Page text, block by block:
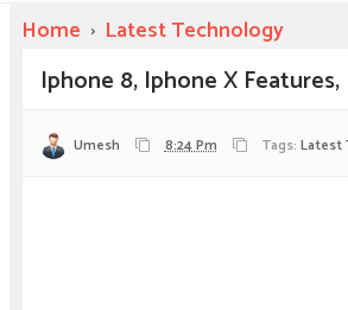
Home › Latest Technology
Iphone 8, Iphone X
Umesh 8:24 Pm Tags: Latest